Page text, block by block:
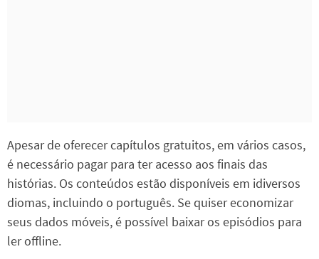
Apesar de oferecer capítulos gratuitos, em vários casos,
é necessário pagar para ter acesso aos finais das
histórias. Os conteúdos estão disponíveis em idiversos
diomas, incluindo o português. Se quiser economizar
seus dados móveis, é possível baixar os episódios para
ler offline.